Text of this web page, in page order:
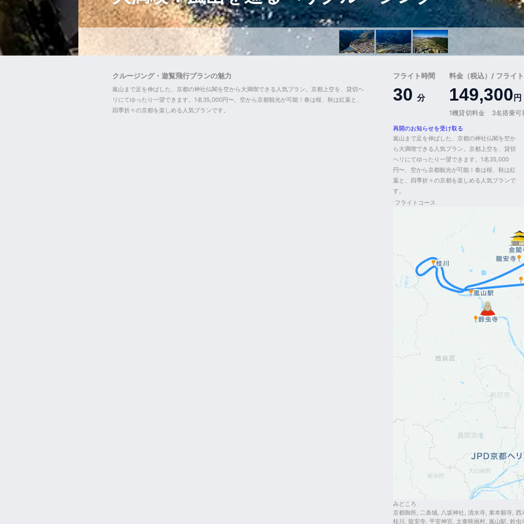
フライト時間
30 分
料金（税込）/ フライト
149,300円
1機貸切料金 3名搭乗可
再開のお知らせを受け取る
嵐山まで足を伸ばした、京都の神社仏閣を空か
ら大満喫できる人気プラン。京都上空を、貸切
ヘリにてゆったり一望できます。1名35,000
円〜、空から京都観光が可能！春は桜、秋は紅
葉と、四季折々の京都を楽しめる人気プランで
す。
フライトコース
みどころ
京都御所, 二条城, 八坂神社, 清水寺, 東本願寺,
桂川, 龍安寺, 平安神宮, 太奏映画村, 嵐山駅, 鈴虫
クルージング・遊覧飛行プランの魅力
嵐山まで足を伸ばした、京都の神社仏閣を空から大満喫できる人気プラン。京都上空を、貸切ヘ
リにてゆったり一望できます。1名35,000円〜、空から京都観光が可能！春は桜、秋は紅葉と、
四季折々の京都を楽しめる人気プランです。